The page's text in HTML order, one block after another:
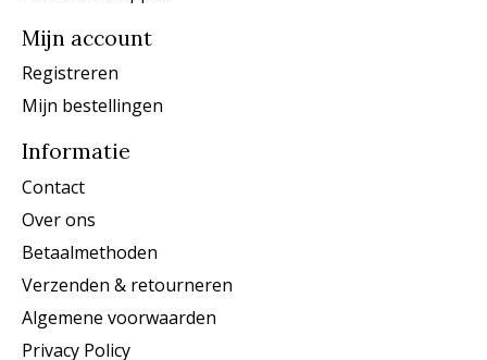
Mijn account
Registreren
Mijn bestellingen
Informatie
Contact
Over ons
Betaalmethoden
Verzenden & retourneren
Algemene voorwaarden
Privacy Policy